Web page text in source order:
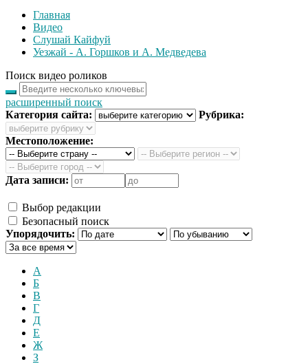
Главная
Видео
Слушай Кайфуй
Уезжай - А. Горшков и А. Медведева
Поиск видео роликов
расширенный поиск
Категория сайта:
Рубрика:
Местоположение:
Дата записи:
Выбор редакции
Безопасный поиск
Упорядочить:
А
Б
В
Г
Д
Е
Ж
З